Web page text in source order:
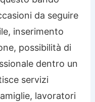
da seguire
inserimento
possibilità di
dentro un
servizi
lavoratori